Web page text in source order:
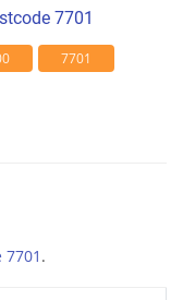
7701
7701
.